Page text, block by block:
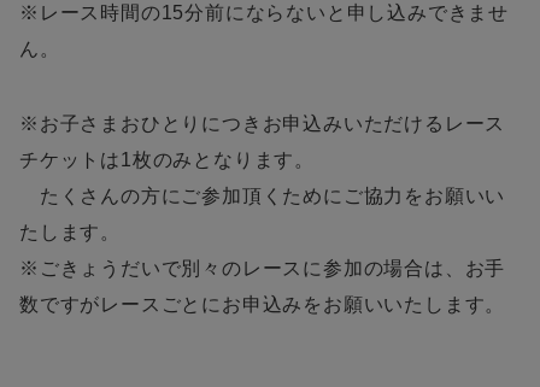
※レース時間の15分前にならないと申し込みできませ
ん。
※お子さまおひとりにつきお申込みいただけるレース
チケットは1枚のみとなります。
たくさんの方にご参加頂くためにご協力をお願いい
たします。
※ごきょうだいで別々のレースに参加の場合は、お手
数ですがレースごとにお申込みをお願いいたします。